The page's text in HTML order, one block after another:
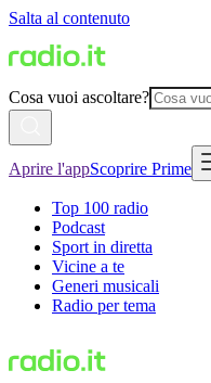
Salta al contenuto
Cosa vuoi ascoltare?
Aprire l'appScoprire Prime
Top 100 radio
Podcast
Sport in diretta
Vicine a te
Generi musicali
Radio per tema